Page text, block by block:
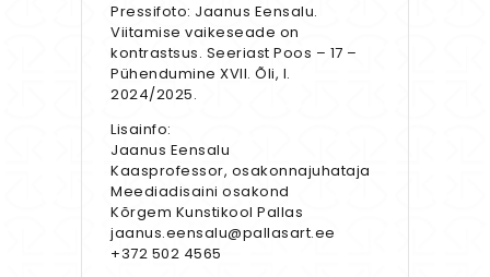
Pressifoto: Jaanus Eensalu.
Viitamise vaikeseade on
kontrastsus. Seeriast Poos – 17 –
Pühendumine XVII. Õli, l.
2024/2025.
Lisainfo:
Jaanus Eensalu
Kaasprofessor, osakonnajuhataja
Meediadisaini osakond
Kõrgem Kunstikool Pallas
jaanus.eensalu@pallasart.ee
+372 502 4565